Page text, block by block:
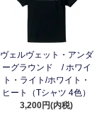
ヴェルヴェット・アンダ
ーグラウンド / ホワイ
ト・ライト/ホワイト・
ヒート（Tシャツ 4色）
3,200円(内税)